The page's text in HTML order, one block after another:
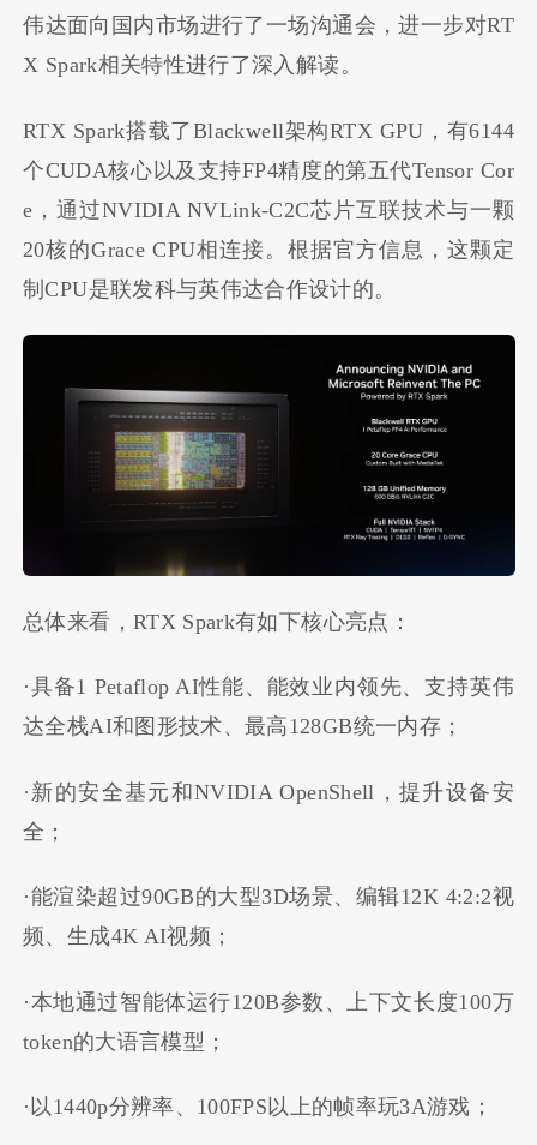
伟达面向国内市场进行了一场沟通会，进一步对RT
X Spark相关特性进行了深入解读。
RTX Spark搭载了Blackwell架构RTX GPU，有6144
个CUDA核心以及支持FP4精度的第五代Tensor Cor
e，通过NVIDIA NVLink-C2C芯片互联技术与一颗
20核的Grace CPU相连接。根据官方信息，这颗定
制CPU是联发科与英伟达合作设计的。
总体来看，RTX Spark有如下核心亮点：
·具备1 Petaflop AI性能、能效业内领先、支持英伟
达全栈AI和图形技术、最高128GB统一内存；
·新的安全基元和NVIDIA OpenShell，提升设备安
全；
·能渲染超过90GB的大型3D场景、编辑12K 4:2:2视
频、生成4K AI视频；
·本地通过智能体运行120B参数、上下文长度100万
token的大语言模型；
·以1440p分辨率、100FPS以上的帧率玩3A游戏；